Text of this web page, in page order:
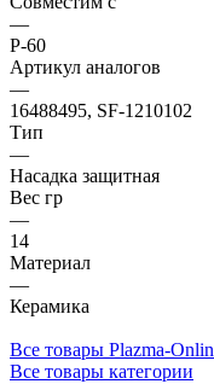
—
P-60
Артикул аналогов
—
16488495, SF-1210102
Тип
—
Насадка защитная
Вес гр
—
14
Материал
—
Керамика
Все товары Plazma-
Все товары категории